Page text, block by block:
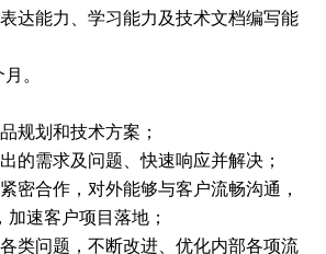
达能力、学习能力及技术文档编写能
。
规划和技术方案；
的需求及问题、快速响应并解决；
密合作，对外能够与客户流畅沟通，
加速客户项目落地；
类问题，不断改进、优化内部各项流